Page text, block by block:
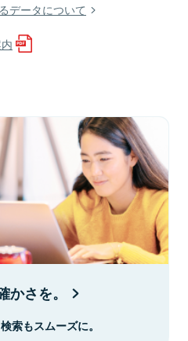
データについて
さを。
索もスムーズに。